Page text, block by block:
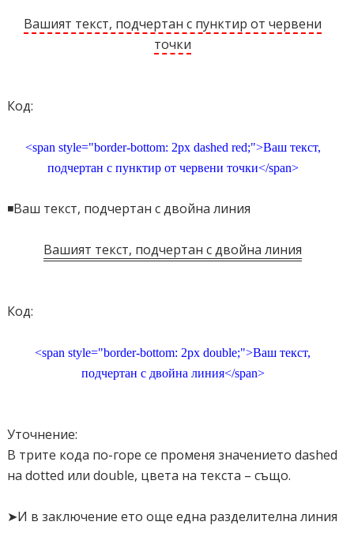
Вашият текст, подчертан с пунктир от червени
точки
Код:
<span style="border-bottom: 2px dashed red;">Ваш текст,
подчертан с пунктир от червени точки</span>
◾Ваш текст, подчертан с двойна линия
Вашият текст, подчертан с двойна линия
Код:
<span style="border-bottom: 2px double;">Ваш текст,
подчертан с двойна линия</span>
Уточнение:
В трите кода по-горе се променя значението dashed
на dotted или double, цвета на текста – също.
➤И в заключение ето още една разделителна линия